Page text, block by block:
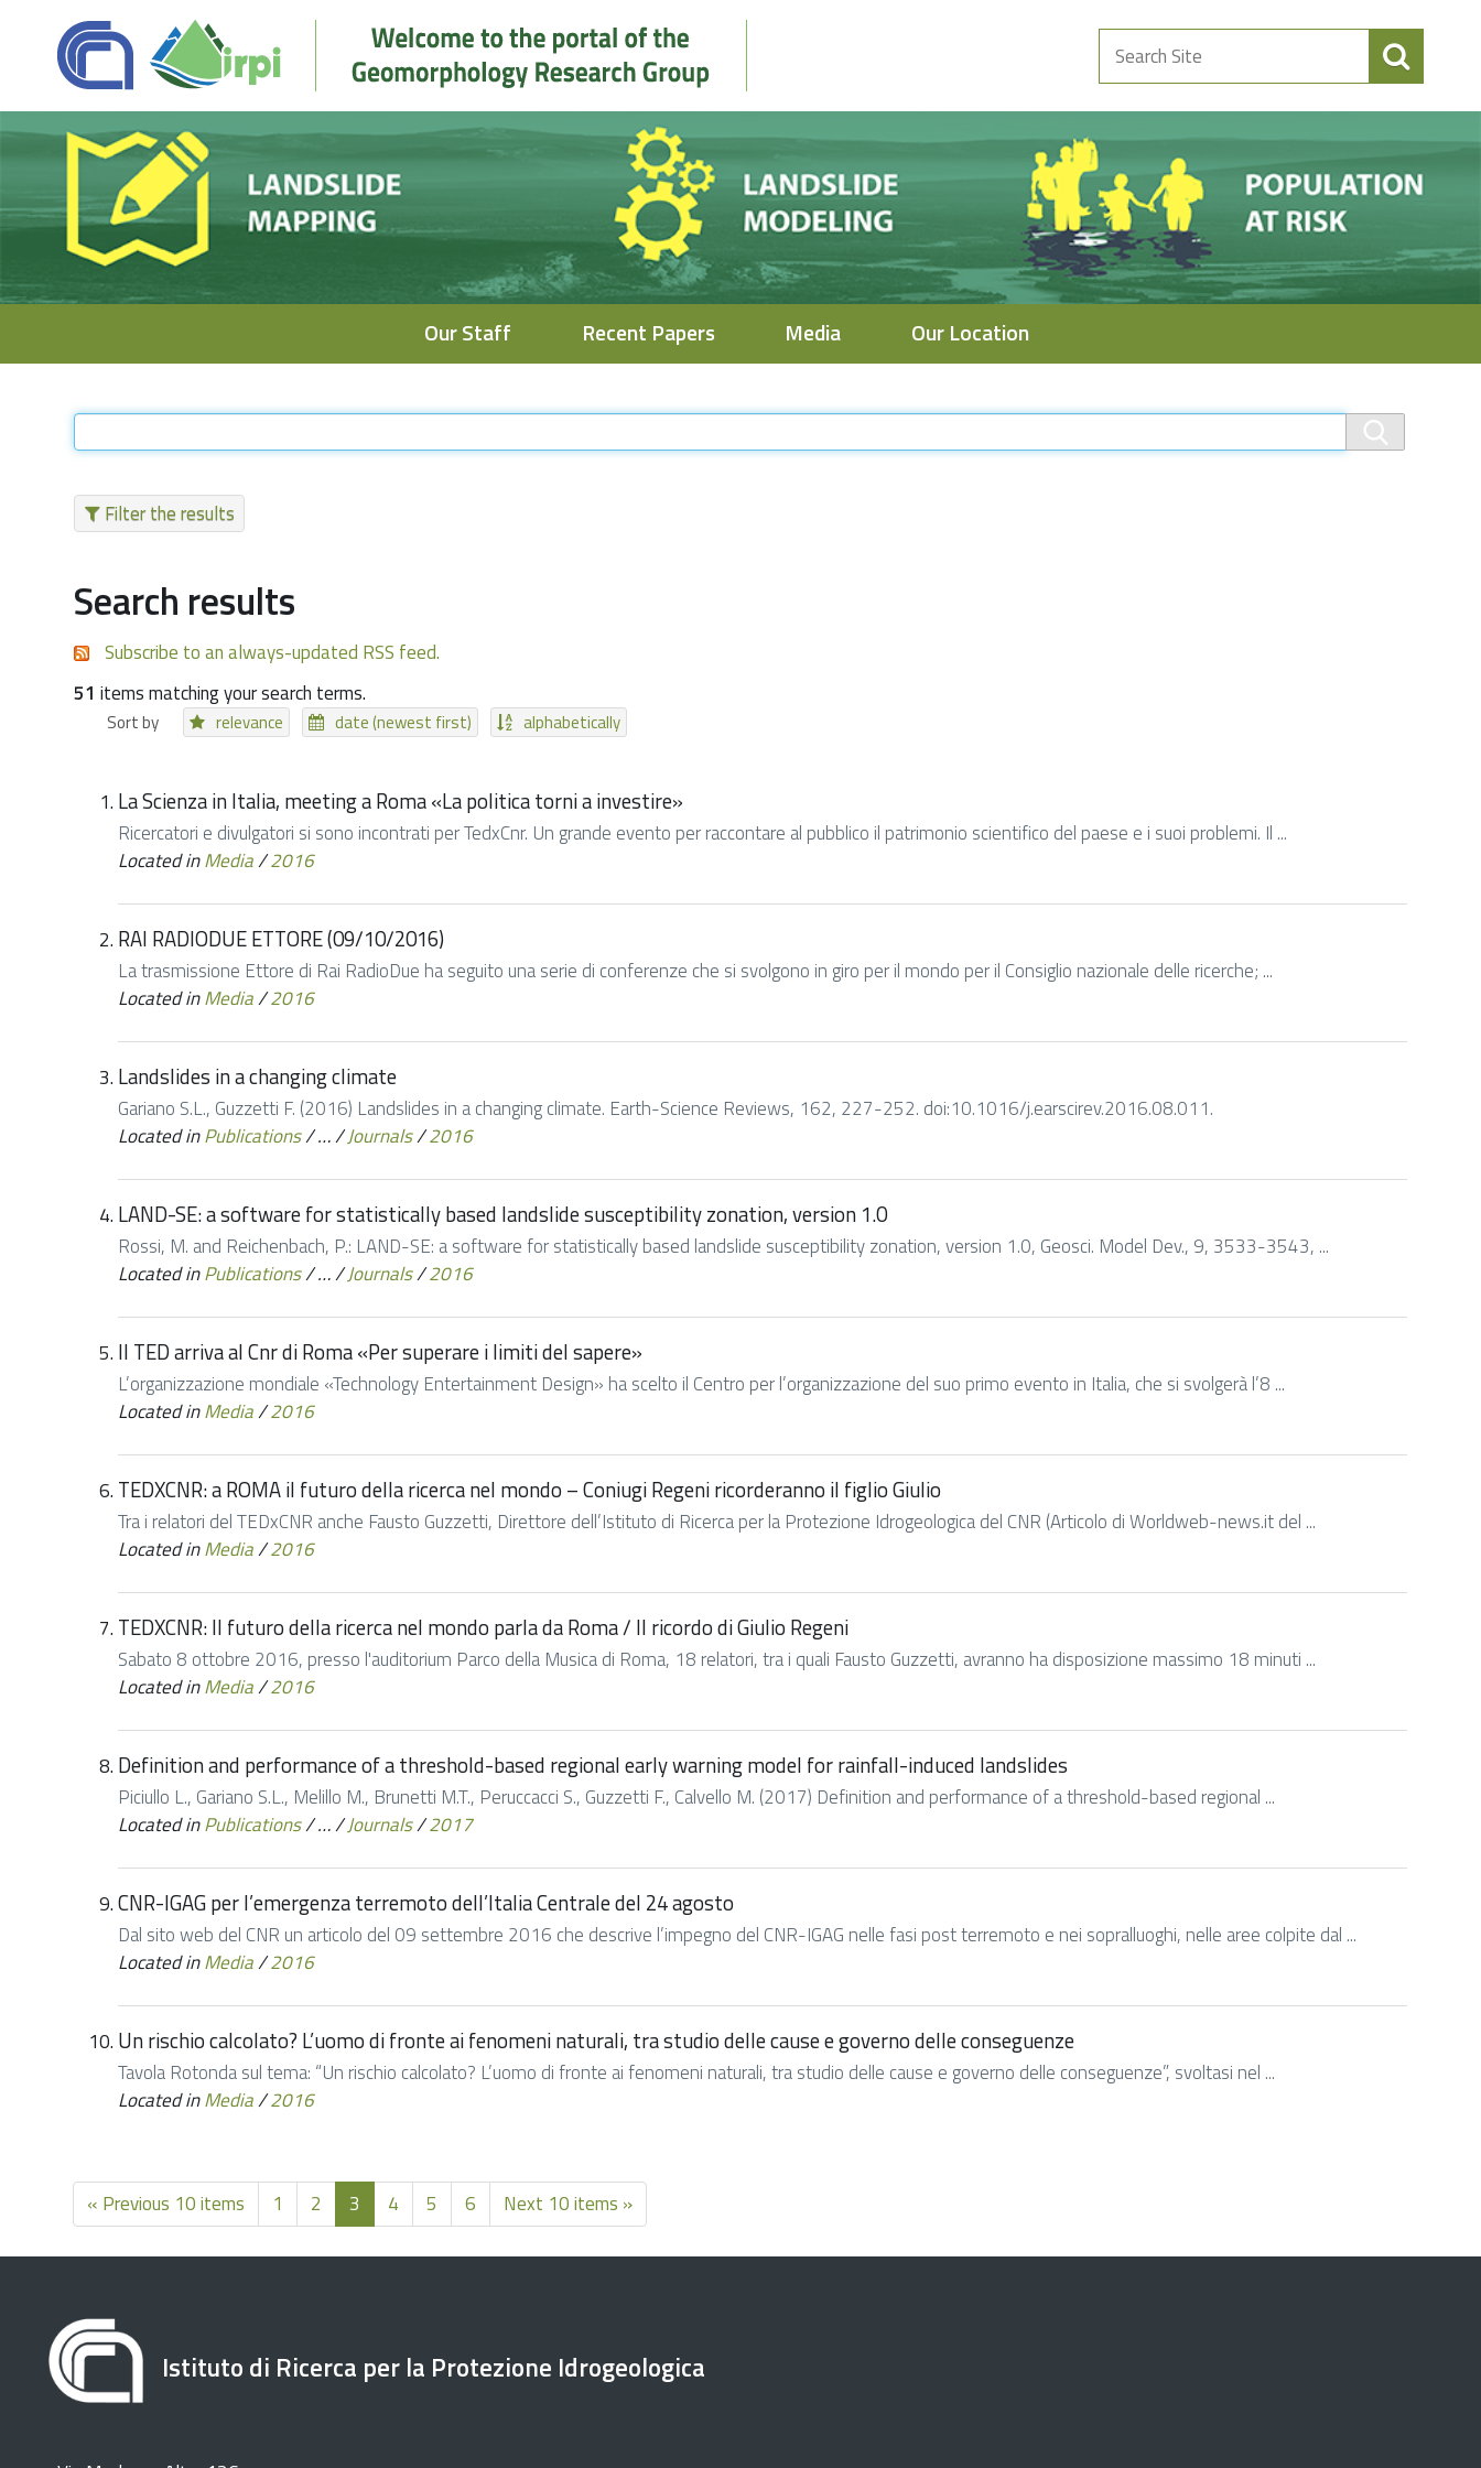
Search
Site
Our Staff Recent Papers Media Our Location
Filter the results
Search results
Subscribe to an always-updated RSS feed.
51 items matching your search terms.
Sort by relevance date (newest first) alphabetically
La Scienza in Italia, meeting a Roma «La politica torni a investire»
Ricercatori e divulgatori si sono incontrati per TedxCnr. Un grande evento per raccontare al pubblico il patrimonio scientifico del paese e i suoi problemi. Il ...
Located inMedia/2016
RAI RADIODUE ETTORE (09/10/2016)
La trasmissione Ettore di Rai RadioDue ha seguito una serie di conferenze che si svolgono in giro per il mondo per il Consiglio nazionale delle ricerche; ...
Located inMedia/2016
Landslides in a changing climate
Gariano S.L., Guzzetti F. (2016) Landslides in a changing climate. Earth-Science Reviews, 162, 227-252. doi:10.1016/j.earscirev.2016.08.011.
Located inPublications/…/Journals/2016
LAND-SE: a software for statistically based landslide susceptibility zonation, version 1.0
Rossi, M. and Reichenbach, P.: LAND-SE: a software for statistically based landslide susceptibility zonation, version 1.0, Geosci. Model Dev., 9, 3533-3543, ...
Located inPublications/…/Journals/2016
Il TED arriva al Cnr di Roma «Per superare i limiti del sapere»
L’organizzazione mondiale «Technology Entertainment Design» ha scelto il Centro per l’organizzazione del suo primo evento in Italia, che si svolgerà l’8 ...
Located inMedia/2016
TEDXCNR: a ROMA il futuro della ricerca nel mondo – Coniugi Regeni ricorderanno il figlio Giulio
Tra i relatori del TEDxCNR anche Fausto Guzzetti, Direttore dell’Istituto di Ricerca per la Protezione Idrogeologica del CNR (Articolo di Worldweb-news.it del ...
Located inMedia/2016
TEDXCNR: Il futuro della ricerca nel mondo parla da Roma / Il ricordo di Giulio Regeni
Sabato 8 ottobre 2016, presso l'auditorium Parco della Musica di Roma, 18 relatori, tra i quali Fausto Guzzetti, avranno ha disposizione massimo 18 minuti ...
Located inMedia/2016
Definition and performance of a threshold-based regional early warning model for rainfall-induced landslides
Piciullo L., Gariano S.L., Melillo M., Brunetti M.T., Peruccacci S., Guzzetti F., Calvello M. (2017) Definition and performance of a threshold-based regional ...
Located inPublications/…/Journals/2017
CNR-IGAG per l’emergenza terremoto dell’Italia Centrale del 24 agosto
Dal sito web del CNR un articolo del 09 settembre 2016 che descrive l’impegno del CNR-IGAG nelle fasi post terremoto e nei sopralluoghi, nelle aree colpite dal ...
Located inMedia/2016
Un rischio calcolato? L’uomo di fronte ai fenomeni naturali, tra studio delle cause e governo delle conseguenze
Tavola Rotonda sul tema: “Un rischio calcolato? L’uomo di fronte ai fenomeni naturali, tra studio delle cause e governo delle conseguenze”, svoltasi nel ...
Located inMedia/2016
« Previous 10 items 1 2 3 4 5 6 Next 10 items »
Istituto di Ricerca per la Protezione Idrogeologica